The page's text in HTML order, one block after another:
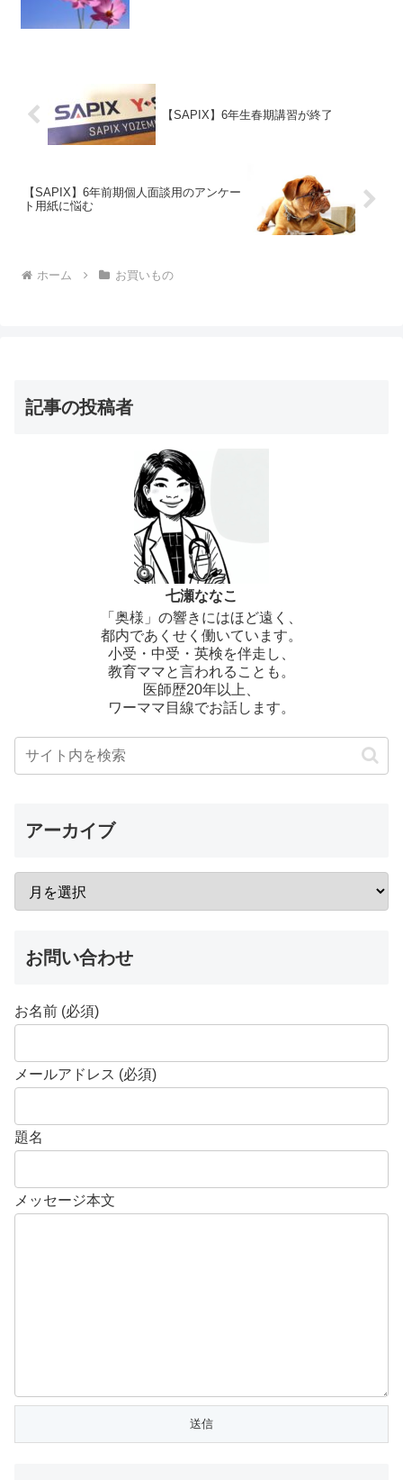
【SAPIX】6年生春期講習が終了
【SAPIX】6年前期個人面談用のアンケー
ト用紙に悩む
ホーム お買いもの
記事の投稿者
七瀬ななこ
「奥様」の響きにはほど遠く、
都内であくせく働いています。
小受・中受・英検を伴走し、
教育ママと言われることも。
医師歴20年以上、
ワーママ目線でお話します。
アーカイブ
お問い合わせ
お名前 (必須)
メールアドレス (必須)
題名
メッセージ本文